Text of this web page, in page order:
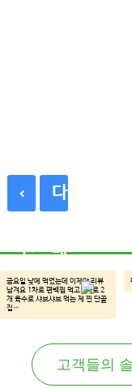
전
매
장
다
매
장
금요일 낮에 먹었는데 이제야 리뷰
남겨요 1차로 편백찜 먹고 2차로 2
개 육수로 샤브샤브 먹는 제 찐 단골
집…
고객들의